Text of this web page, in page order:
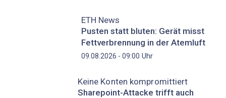
ETH News
Pusten statt bluten: Gerät misst
Fettverbrennung in der Atemluft
09.08.2026 - 09:00 Uhr
Keine Konten kompromittiert
Sharepoint-Attacke trifft auch